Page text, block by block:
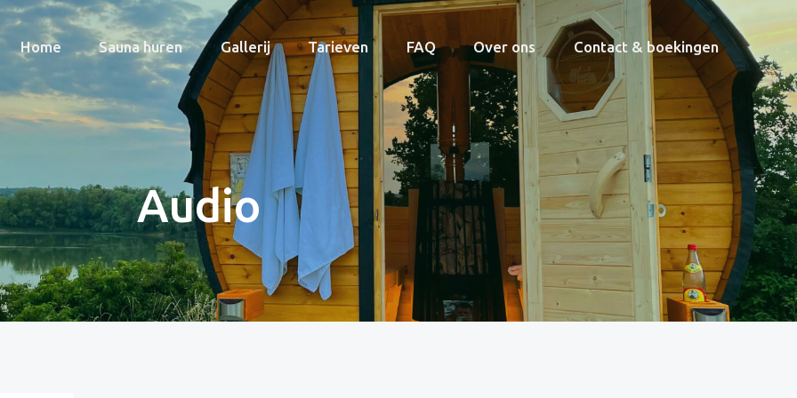
Home Sauna huren Gallerij Tarieven FAQ Over ons Contact & boekingen
Audio